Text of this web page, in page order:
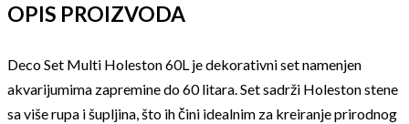
OPIS PROIZVODA
Deco Set Multi Holeston 60L je dekorativni set namenjen
akvarijumima zapremine do 60 litara. Set sadrži Holeston stene
sa više rupa i šupljina, što ih čini idealnim za kreiranje prirodnog